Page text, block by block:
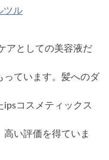
ツル
アとしての美容液だ
っています。髪へのダ
コスメティックス
い評価を得ていま